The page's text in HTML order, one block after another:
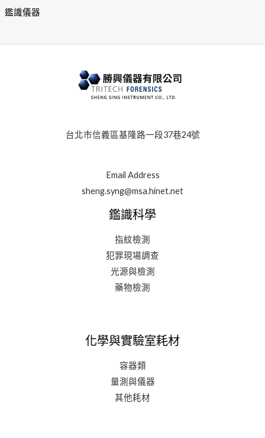
鑑識儀器
台北市信義區基隆路一段37巷24號
Email Address
sheng.syng@msa.hinet.net
鑑識科學
指紋檢測
犯罪現場調查
光源與檢測
藥物檢測
化學與實驗室耗材
容器類
量測與儀器
其他耗材